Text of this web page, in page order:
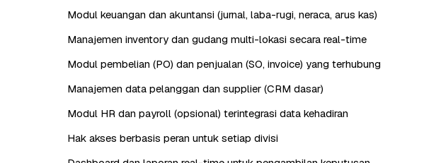
Modul keuangan dan akuntansi (jurnal, laba-rugi, neraca, arus kas)
Manajemen inventory dan gudang multi-lokasi secara real-time
Modul pembelian (PO) dan penjualan (SO, invoice) yang terhubung
Manajemen data pelanggan dan supplier (CRM dasar)
Modul HR dan payroll (opsional) terintegrasi data kehadiran
Hak akses berbasis peran untuk setiap divisi